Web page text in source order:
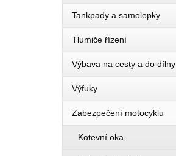
Tankpady a samolepky
Tlumiče řízení
Výbava na cesty a do dílny
Výfuky
Zabezpečení motocyklu
Kotevní oka